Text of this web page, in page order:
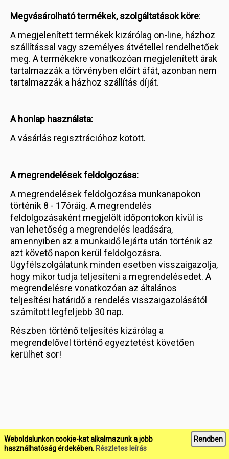
Weboldalunkon cookie-kat alkalmazunk a jobb
használhatóság érdekében. Részletes leírás
Rendben
Megvásárolható termékek, szolgáltatások köre:
A megjelenített termékek kizárólag on-line, házhoz
szállítással vagy személyes átvétellel rendelhetőek
meg. A termékekre vonatkozóan megjelenített árak
tartalmazzák a törvényben előírt áfát, azonban nem
tartalmazzák a házhoz szállítás díját.
A honlap használata:
A vásárlás regisztrációhoz kötött.
A megrendelések feldolgozása:
A megrendelések feldolgozása munkanapokon
történik 8 - 17óráig. A megrendelés
feldolgozásaként megjelölt időpontokon kívül is
van lehetőség a megrendelés leadására,
amennyiben az a munkaidő lejárta után történik az
azt követő napon kerül feldolgozásra.
Ügyfélszolgálatunk minden esetben visszaigazolja,
hogy mikor tudja teljesíteni a megrendelésedet. A
megrendelésre vonatkozóan az általános
teljesítési határidő a rendelés visszaigazolásától
számított legfeljebb 30 nap.
Részben történő teljesítés kizárólag a
megrendelővel történő egyeztetést követően
kerülhet sor!